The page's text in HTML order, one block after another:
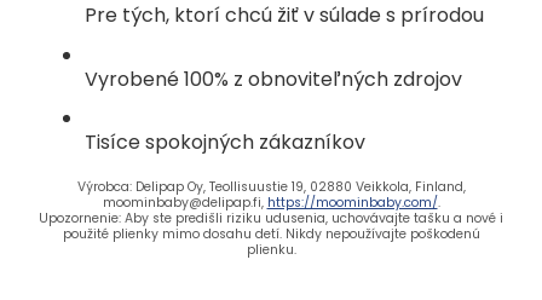
Pre tých, ktorí chcú žiť v súlade s prírodou
Vyrobené 100% z obnoviteľných zdrojov
Tisíce spokojných zákazníkov
Výrobca: Delipap Oy, Teollisuustie 19, 02880 Veikkola, Finland,
moominbaby@delipap.fi, https://moominbaby.com/.
Upozornenie: Aby ste predišli riziku udusenia, uchovávajte tašku a nové i
použité plienky mimo dosahu detí. Nikdy nepoužívajte poškodenú
plienku.